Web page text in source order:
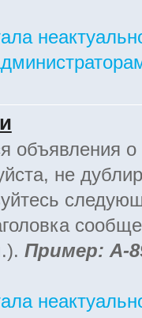
объявления о
не
Пример: А-